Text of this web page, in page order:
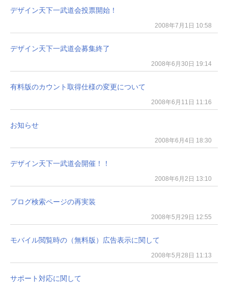
デザイン天下一武道会投票開始！
2008年7月1日 10:58
デザイン天下一武道会募集終了
2008年6月30日 19:14
有料版のカウント取得仕様の変更について
2008年6月11日 11:16
お知らせ
2008年6月4日 18:30
デザイン天下一武道会開催！！
2008年6月2日 13:10
ブログ検索ページの再実装
2008年5月29日 12:55
モバイル閲覧時の（無料版）広告表示に関して
2008年5月28日 11:13
サポート対応に関して